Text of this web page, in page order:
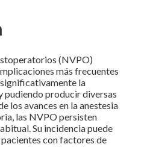
(NVPO)
más frecuentes
la
pudiendo producir diversas
los avances en la anestesia
las NVPO persisten
Su incidencia puede
con factores de